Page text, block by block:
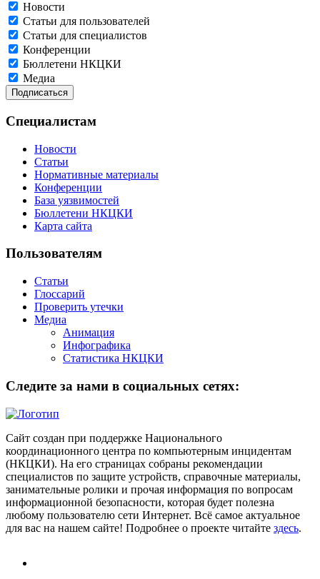
Новости
Статьи для пользователей
Статьи для специалистов
Конференции
Бюллетени НКЦКИ
Медиа
Специалистам
Новости
Статьи
Нормативные материалы
Конференции
База уязвимостей
Бюллетени НКЦКИ
Карта сайта
Пользователям
Статьи
Глоссарий
Проверить утечки
Медиа
Анимация
Инфографика
Статистика НКЦКИ
Следите за нами в социальных сетях:
Сайт создан при поддержке Национального
координационного центра по компьютерным инцидентам
(НКЦКИ). На его страницах собраны рекомендации
специалистов по защите устройств, справочные материалы,
занимательные ролики и прочая информация по вопросам
информационной безопасности, которая будет полезна
любому пользователю сети Интернет. Всё самое актуальное
для вас на нашем сайте! Подробнее о проекте читайте здесь.